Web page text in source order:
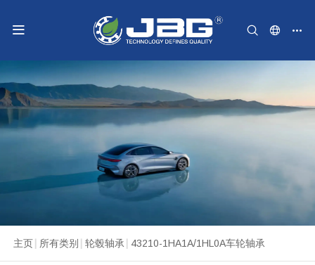
主页 所有类别 轮毂轴承 43210-1HA1A/1HL0A车轮轴承